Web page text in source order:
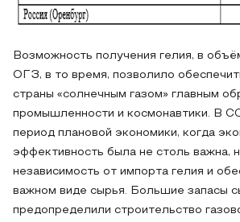
Возможность получения гелия, в
ОГЗ, в то время, позволило
страны «солнечным газом» главным
промышленности и космонавтики. В
период плановой экономики, когда
эффективность была не столь важна,
независимость от импорта гелия и
важном виде сырья. Большие запасы
предопределили строительство